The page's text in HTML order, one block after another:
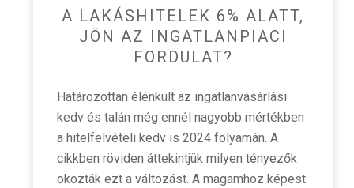
A LAKÁSHITELEK 6% ALATT,
JÖN AZ INGATLANPIACI
FORDULAT?
Határozottan élénkült az ingatlanvásárlási
kedv és talán még ennél nagyobb mértékben
a hitelfelvételi kedv is 2024 folyamán. A
cikkben röviden áttekintjük milyen tényezők
okozták ezt a változást. A magamhoz képest